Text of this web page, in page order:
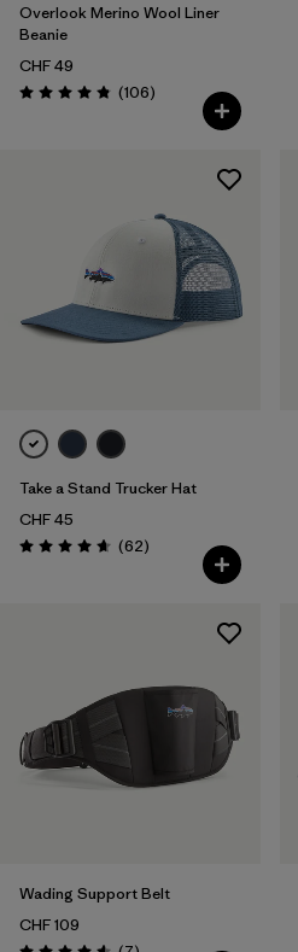
Overlook Merino Wool Liner
Beanie
CHF 49
Évaluation: 4.8 / 5
(106Avis
)
Take a Stand Trucker Hat
CHF 45
Évaluation: 4.6 / 5
(62Avis
)
Wading Support Belt
CHF 109